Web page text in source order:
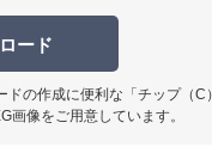
ード
ドの作成に便利な「チップ（
画像をご用意しています。